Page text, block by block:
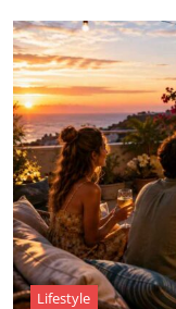
Lifestyle